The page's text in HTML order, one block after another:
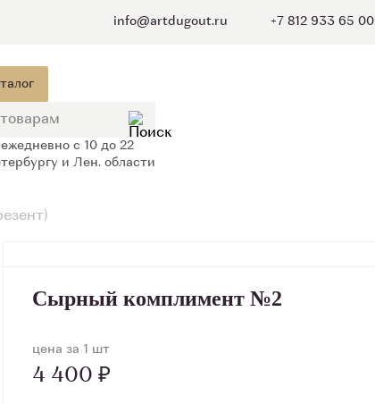
info@artdugout.ru +7 812 933 65 00
с 10 до 22
и Лен. области
Сырный комплимент №2
цена за 1 шт
4 400 ₽